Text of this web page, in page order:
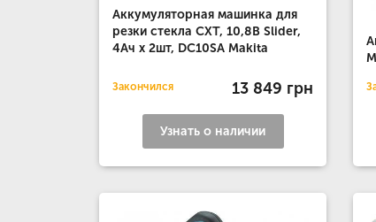
Аккумуляторная машинка для
резки стекла CXT, 10,8В Slider,
4Ач х 2шт, DC10SA Makita
Закончился 13 849 грн
Узнать о наличии